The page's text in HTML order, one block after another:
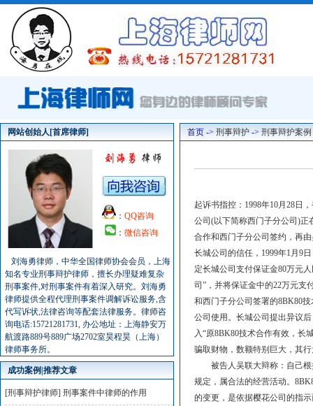
网站创始人[首席律师]
： QQ咨询
： 微信咨询
刘海勇律师，中华全国律师协会会员，上海
知名专业刑事辩护律师，擅长办理疑难复杂
刑事案件,对刑事案件有着深入研究。刘海勇
律师提供全程代理刑事案件调解诉讼服务,含
代写诉状,法律咨询等配套法律服务。律师咨
询电话:15721281731, 办公地址：上海静安万
航渡路889号889广场2702室昊程昊（上海）
律师事务所。
成功案例|推荐文章
[刑事辩护律师] 刑事案件中律师的作用
首页 -> 刑事辩护 -> 刑事辩护案例
起诉书指控：1998年10月28日
公司(以下简称西门子分公司)正
合作和西门子分公司签约，再
长城公司的信任，1999年1月9
定长城公司支付保证金80万元
司”，并将保证金中的22万元支
和西门子分公司签署的8BK80
公司使用。长城公司提出异议
入“原8BK80技术合作有效，长
骗取财物，数额特别巨大，其
被告人吴联大辩称：自己根
规定，属合法的经营活动。
的变更，是依据樱花公司的指